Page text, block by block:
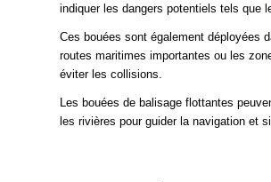
indiquer les dangers potentiels tels que
Ces bouées sont également déployées
routes maritimes importantes ou les
éviter les collisions.
Les bouées de balisage flottantes
les rivières pour guider la navigation et